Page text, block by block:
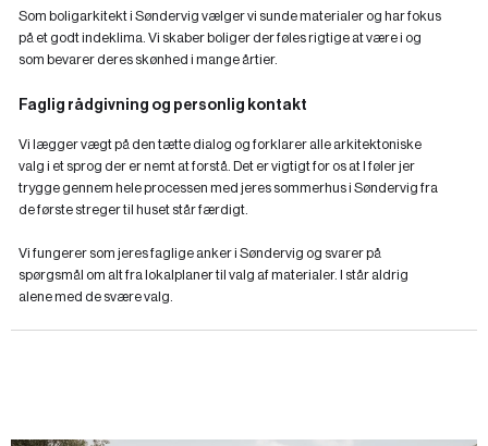
Som boligarkitekt i Søndervig vælger vi sunde materialer og har fokus
på et godt indeklima. Vi skaber boliger der føles rigtige at være i og
som bevarer deres skønhed i mange årtier.
Faglig rådgivning og personlig kontakt
Vi lægger vægt på den tætte dialog og forklarer alle arkitektoniske
valg i et sprog der er nemt at forstå. Det er vigtigt for os at I føler jer
trygge gennem hele processen med jeres sommerhus i Søndervig fra
de første streger til huset står færdigt.
Vi fungerer som jeres faglige anker i Søndervig og svarer på
spørgsmål om alt fra lokalplaner til valg af materialer. I står aldrig
alene med de svære valg.